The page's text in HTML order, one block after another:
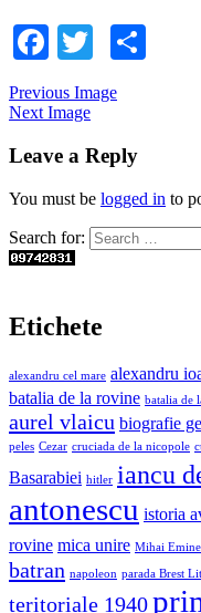
Facebook
Twitter
Previous Image
Next Image
Leave a Reply
You must be logged in to
Search for:
Etichete
alexandru cel mare alexandru
batalia de la rovine batalia de
aurel vlaicu biografie
peles Cezar cruciada de la nicopole
Basarabiei hitler iancu
antonescu istoria
rovine mica unire Mihai
batran napoleon parada Brest
teritoriale 1940